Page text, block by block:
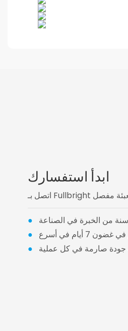
ابدأ استفسارك
●
●
●